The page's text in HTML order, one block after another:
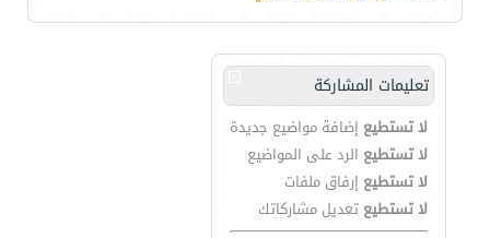
تعليمات المشاركة
لا تستطيع إضافة مواضيع جديدة
لا تستطيع الرد على المواضيع
لا تستطيع إرفاق ملفات
لا تستطيع تعديل مشاركاتك